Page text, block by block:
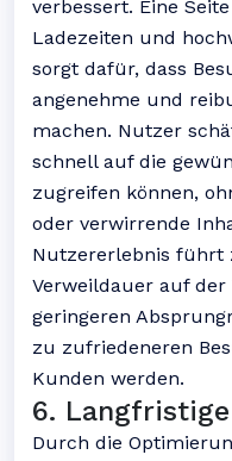
verbessert. Eine
Ladezeiten und
sorgt dafür, dass
angenehme und
machen. Nutzer
schnell auf die
zugreifen können,
oder verwirrende
Nutzererlebnis führt
Verweildauer auf der
geringeren
zu zufriedeneren
Kunden werden.
6.
Durch die